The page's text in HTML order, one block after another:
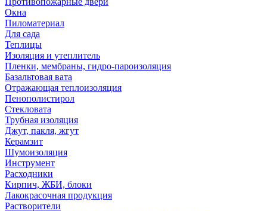
Окна
Пиломатериал
Для сада
Теплицы
Изоляция и утеплитель
Пленки, мембраны, гидро-пароизоляция
Базальтовая вата
Отражающая теплоизоляция
Пенополистирол
Стекловата
Трубная изоляция
Джут, пакля, жгут
Керамзит
Шумоизоляция
Инструмент
Расходники
Кирпич, ЖБИ, блоки
Лакокрасочная продукция
Растворители